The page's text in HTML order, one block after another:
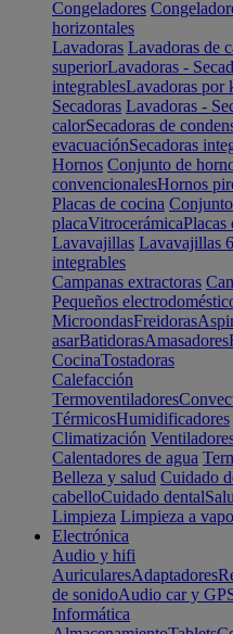
Congeladores
horizontales
Lavadoras Lavadoras de
superiorLavadoras -
integrablesLavadoras por
Secadoras Lavadoras -
calorSecadoras de
evacuaciónSecadoras
Hornos Conjunto de
convencionalesHornos
Placas de cocina
placaVitrocerámicaPlacas
Lavavajillas Lavavajillas
integrables
Campanas extractoras
Pequeños
MicroondasFreidoras
asarBatidorasAmasadores
CocinaTostadoras
Calefacción
Termoventiladores
TérmicosHumidificadores
Climatización
Calentadores de agua
Belleza y salud Cuidado
cabelloCuidado dental
Limpieza Limpieza a
Electrónica
Audio y hifi
AuricularesAdaptadores
de sonidoAudio car y
Informática